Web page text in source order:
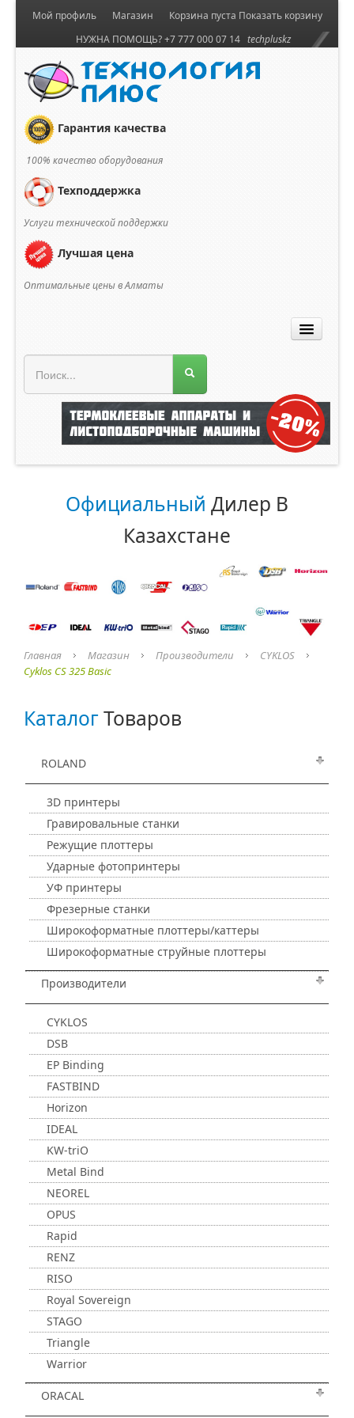
Корзина пуста Показать корзину
Мой профиль
Магазин
НУЖНА ПОМОЩЬ? +7 777 000 07 14 techpluskz
Гарантия качества
100% качество оборудования
Техподдержка
Услуги технической поддержки
Лучшая цена
Оптимальные цены в Алматы
Официальный Дилер В
Казахстане
Главная Магазин Производители
CYKLOS
Cyklos CS 325 Basic
КаталогТоваров
ROLAND
3D принтеры
Гравировальные станки
Режущие плоттеры
Ударные фотопринтеры
УФ принтеры
Фрезерные станки
Широкоформатные плоттеры/каттеры
Широкоформатные струйные плоттеры
Производители
CYKLOS
DSB
EP Binding
FASTBIND
Horizon
IDEAL
KW-triO
Metal Bind
NEOREL
OPUS
Rapid
RENZ
RISO
Royal Sovereign
STAGO
Triangle
Warrior
ORACAL